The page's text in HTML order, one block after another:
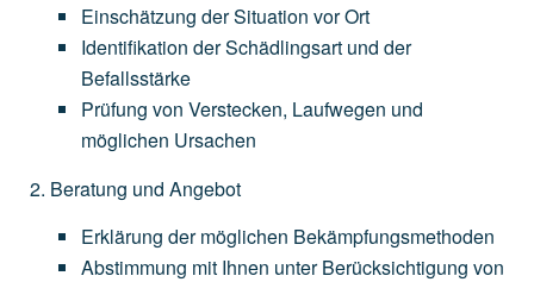
Einschätzung derSituation vorOrt
Identifikation derSchädlingsart und der
Befallsstärke
Prüfung von Verstecken, Laufwegen und
möglichen Ursachen
Beratung und Angebot
Erklärung der möglichen Bekämpfungsmethoden
Abstimmung mit Ihnen unter Berücksichtigung von